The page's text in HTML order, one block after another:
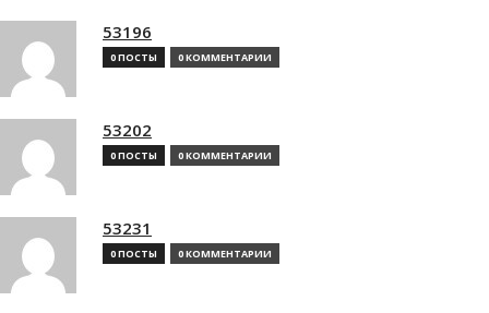
53196
0 ПОСТЫ 0 КОММЕНТАРИИ
53202
0 ПОСТЫ 0 КОММЕНТАРИИ
53231
0 ПОСТЫ 0 КОММЕНТАРИИ